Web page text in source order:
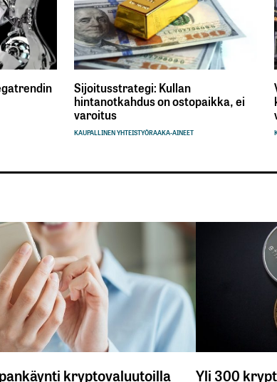
Sijoitusstrategi: Kullan
hintanotkahdus on ostopaikka, ei
varoitus
KAUPALLINEN YHTEISTYÖRAAKA-AINEET
kryptovaluutoilla Yli 300